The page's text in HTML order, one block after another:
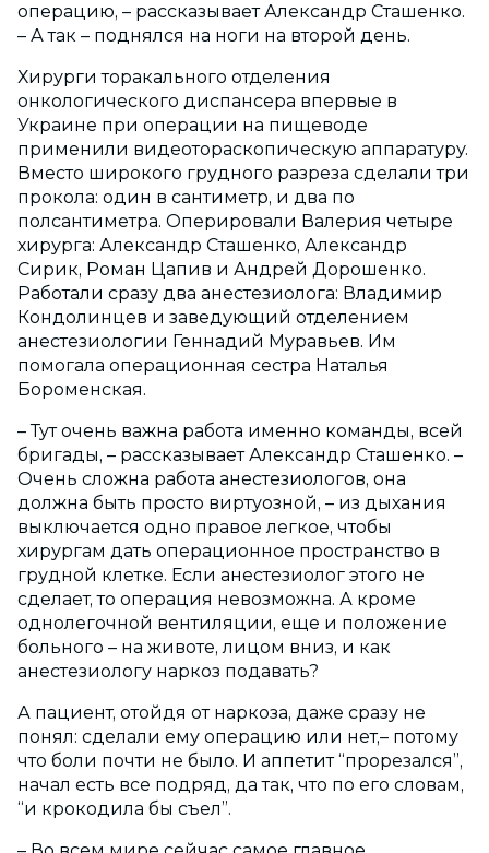
операцию, – рассказывает Александр Сташенко.
– А так – поднялся на ноги на второй день.
Хирурги торакального отделения
онкологического диспансера впервые в
Украине при операции на пищеводе
применили видеотораскопическую аппаратуру.
Вместо широкого грудного разреза сделали три
прокола: один в сантиметр, и два по
полсантиметра. Оперировали Валерия четыре
хирурга: Александр Сташенко, Александр
Сирик, Роман Цапив и Андрей Дорошенко.
Работали сразу два анестезиолога: Владимир
Кондолинцев и заведующий отделением
анестезиологии Геннадий Муравьев. Им
помогала операционная сестра Наталья
Бороменская.
– Тут очень важна работа именно команды, всей
бригады, – рассказывает Александр Сташенко. –
Очень сложна работа анестезиологов, она
должна быть просто виртуозной, – из дыхания
выключается одно правое легкое, чтобы
хирургам дать операционное пространство в
грудной клетке. Если анестезиолог этого не
сделает, то операция невозможна. А кроме
однолегочной вентиляции, еще и положение
больного – на животе, лицом вниз, и как
анестезиологу наркоз подавать?
А пациент, отойдя от наркоза, даже сразу не
понял: сделали ему операцию или нет,– потому
что боли почти не было. И аппетит “прорезался”,
начал есть все подряд, да так, что по его словам,
“и крокодила бы съел”.